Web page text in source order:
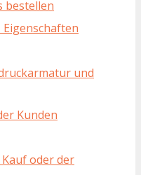
bestellen
und
Kunden
Kauf oder der